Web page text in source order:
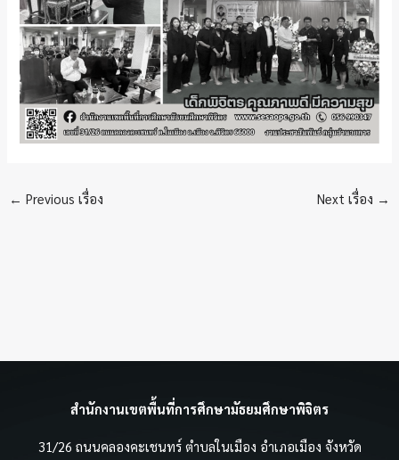
← Previous เรื่อง Next เรื่อง →
สำนักงานเขตพื้นที่การศึกษามัธยมศึกษาพิจิตร
31/26 ถนนคลองคะเชนทร์ ตำบลในเมือง อำเภอเมือง จังหวัด